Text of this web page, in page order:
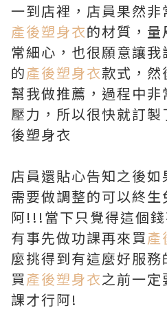
一到店裡，店員果然
產後塑身衣的材質，量
常細心，也很願意讓
的產後塑身衣款式，然
幫我做推薦，過程中
壓力，所以很快就訂
後塑身衣
店員還貼心告知之後
需要做調整的可以終
阿!!!當下只覺得這個
有事先做功課再來買產
麼挑得到有這麼好服
買產後塑身衣之前一定
課才行阿!